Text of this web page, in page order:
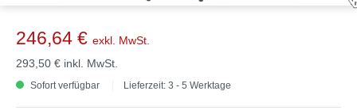
246,64 € exkl. MwSt.
293,50 € inkl. MwSt.
Sofort verfügbar Lieferzeit: 3 - 5 Werktage